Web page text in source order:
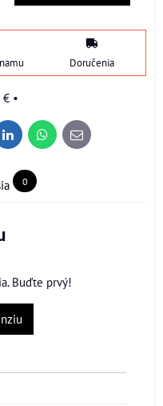
Doručenia
€ •
LinkedInWhatsApp
E-
mail
0
Buďte prvý!